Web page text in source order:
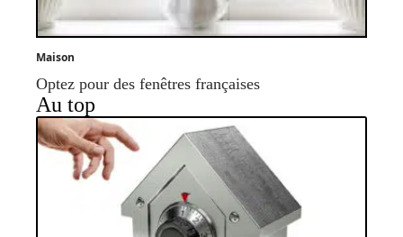
Maison
Optez pour des fenêtres françaises
Au top